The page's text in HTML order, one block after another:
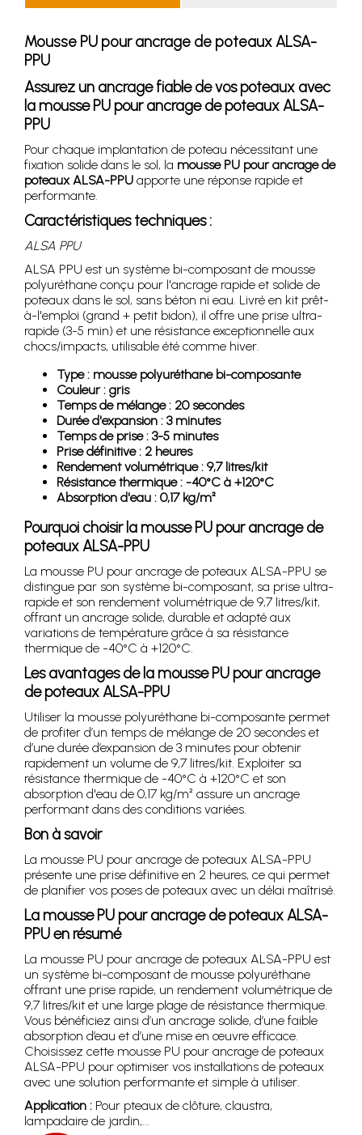
Mousse PU pour ancrage de poteaux ALSA-
PPU
Assurez un ancrage fiable de vos poteaux avec
la mousse PU pour ancrage de poteaux ALSA-
PPU
Pour chaque implantation de poteau nécessitant une
fixation solide dans le sol, la mousse PU pour ancrage de
poteaux ALSA-PPU apporte une réponse rapide et
performante.
Caractéristiques techniques :
ALSA PPU
ALSA PPU est un système bi-composant de mousse
polyuréthane conçu pour l'ancrage rapide et solide de
poteaux dans le sol, sans béton ni eau. Livré en kit prêt-
à-l'emploi (grand + petit bidon), il offre une prise ultra-
rapide (3-5 min) et une résistance exceptionnelle aux
chocs/impacts, utilisable été comme hiver.
Type : mousse polyuréthane bi-composante
Couleur : gris
Temps de mélange : 20 secondes
Durée d'expansion : 3 minutes
Temps de prise : 3-5 minutes
Prise définitive : 2 heures
Rendement volumétrique : 9,7 litres/kit
Résistance thermique : -40°C à +120°C
Absorption d'eau : 0,17 kg/m²
Pourquoi choisir la mousse PU pour ancrage de
poteaux ALSA-PPU
La mousse PU pour ancrage de poteaux ALSA-PPU se
distingue par son système bi-composant, sa prise ultra-
rapide et son rendement volumétrique de 9,7 litres/kit,
offrant un ancrage solide, durable et adapté aux
variations de température grâce à sa résistance
thermique de -40°C à +120°C.
Les avantages de la mousse PU pour ancrage
de poteaux ALSA-PPU
Utiliser la mousse polyuréthane bi-composante permet
de profiter d’un temps de mélange de 20 secondes et
d’une durée d’expansion de 3 minutes pour obtenir
rapidement un volume de 9,7 litres/kit. Exploiter sa
résistance thermique de -40°C à +120°C et son
absorption d'eau de 0,17 kg/m² assure un ancrage
performant dans des conditions variées.
Bon à savoir
La mousse PU pour ancrage de poteaux ALSA-PPU
présente une prise définitive en 2 heures, ce qui permet
de planifier vos poses de poteaux avec un délai maîtrisé.
La mousse PU pour ancrage de poteaux ALSA-
PPU en résumé
La mousse PU pour ancrage de poteaux ALSA-PPU est
un système bi-composant de mousse polyuréthane
offrant une prise rapide, un rendement volumétrique de
9,7 litres/kit et une large plage de résistance thermique.
Vous bénéficiez ainsi d’un ancrage solide, d’une faible
absorption d’eau et d’une mise en œuvre efficace.
Choisissez cette mousse PU pour ancrage de poteaux
ALSA-PPU pour optimiser vos installations de poteaux
avec une solution performante et simple à utiliser.
Application : Pour pteaux de clôture, claustra,
lampadaire de jardin,...